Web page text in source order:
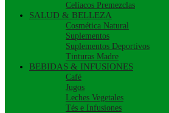
Celíacos Premezclas
SALUD & BELLEZA
Cosmética Natural
Suplementos
Suplementos Deportivos
Tinturas Madre
BEBIDAS & INFUSIONES
Café
Jugos
Leches Vegetales
Tés e Infusiones